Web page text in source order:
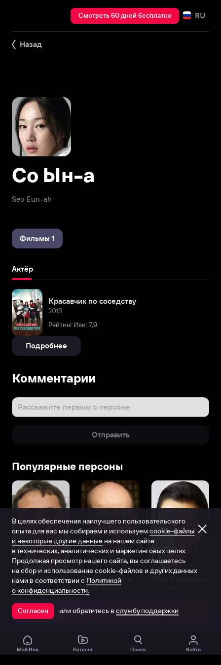
Смотреть 60 дней бесплатно RU
Назад
Seo Eun-ah
Со Ын-а
Фильмы 1
Актёр
Красавчик по соседству
2013
Рейтинг Иви: 7,9
Подробнее
Комментарии
Расскажите первым о персоне
Отправить
Популярные персоны
Виталий Шляппо
Продюсер Актёр дубляжа
Открыть в приложении
Мой Иви Каталог Поиск Войти
В целях обеспечения наилучшего пользовательского
опыта для вас мы собираем и используем cookie-файлы
и некоторые другие данные на нашем сайте
в технических, аналитических и маркетинговых целях.
Продолжая просмотр нашего сайта, вы соглашаетесь
на сбор и использование cookie-файлов и других данных
нами в соответствии с Политикой
о конфиденциальности.
Согласен или обратитесь в службу поддержки